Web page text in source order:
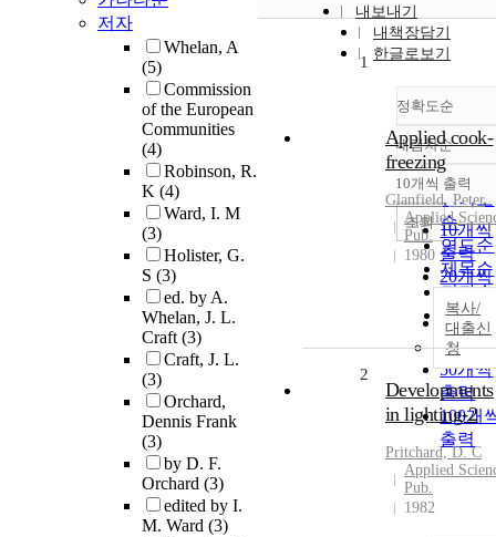
저자
Whelan, A
(5)
Commission
of the European
Communities
(4)
Robinson, R.
K (4)
Ward, I. M
(3)
Holister, G.
S (3)
ed. by A.
Whelan, J. L.
Craft(3)
Craft, J. L.
(3)
Orchard,
Dennis Frank
(3)
by D. F.
Orchard (3)
edited by I.
M. Ward (3)
내보내기
내책장담기
한글로보기
정확도순
정확도
순
인기도
순
연도순
제목순
저자순
발행기
관순
내림차순
내림
10개씩 출력
10개씩
출력
20개씩
출력
30개씩
출력
50개씩
출력
100개
출력
조회
1
Applied cook-
freezing
Glanfield, Peter
Applied
Pub.
1980
복사/
대출신
청
2
Developments
in lighting-2
Pritchard, D. C
Applied
Pub.
1982